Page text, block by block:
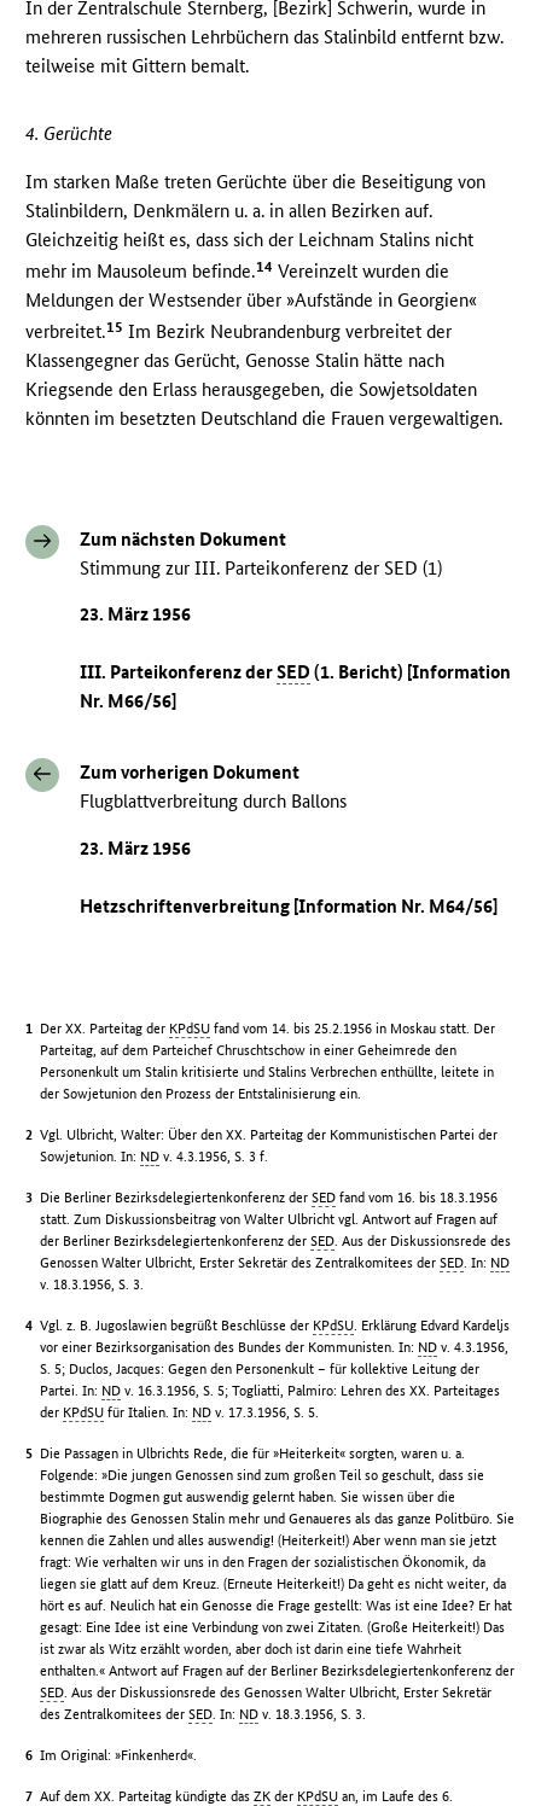
In der Zentralschule Sternberg, [Bezirk] Schwerin, wurde in
mehreren russischen Lehrbüchern das Stalinbild entfernt bzw.
teilweise mit Gittern bemalt.
4. Gerüchte
Im starken Maße treten Gerüchte über die Beseitigung von
Stalinbildern, Denkmälern u. a. in allen Bezirken auf.
Gleichzeitig heißt es, dass sich der Leichnam Stalins nicht
mehr im Mausoleum befinde.14 Vereinzelt wurden die
Meldungen der Westsender über »Aufstände in Georgien«
verbreitet.15 Im Bezirk Neubrandenburg verbreitet der
Klassengegner das Gerücht, Genosse Stalin hätte nach
Kriegsende den Erlass herausgegeben, die Sowjetsoldaten
könnten im besetzten Deutschland die Frauen vergewaltigen.
Zum nächsten Dokument
Stimmung zur III. Parteikonferenz der SED (1)
23. März 1956
III. Parteikonferenz derSED (1. Bericht) [Information
Nr. M66/56]
Zum vorherigen Dokument
Flugblattverbreitung durch Ballons
23. März 1956
Hetzschriftenverbreitung [Information Nr. M64/56]
Der XX. Parteitag der KPdSU fand vom 14. bis 25.2.1956 in Moskau statt. Der
Parteitag, auf dem Parteichef Chruschtschow in einer Geheimrede den
Personenkult um Stalin kritisierte und Stalins Verbrechen enthüllte, leitete in
der Sowjetunion den Prozess der Entstalinisierung ein.
Vgl. Ulbricht, Walter: Über den XX. Parteitag der Kommunistischen Partei der
Sowjetunion. In: ND v. 4.3.1956, S. 3 f.
Die Berliner Bezirksdelegiertenkonferenz derSED fand vom 16. bis 18.3.1956
statt. Zum Diskussionsbeitrag von Walter Ulbricht vgl. Antwort auf Fragen auf
der Berliner Bezirksdelegiertenkonferenz derSED . Aus der Diskussionsrede des
Genossen Walter Ulbricht, Erster Sekretär des Zentralkomitees derSED . In: ND
v. 18.3.1956, S. 3.
Vgl. z. B. Jugoslawien begrüßt Beschlüsse der KPdSU . Erklärung Edvard Kardeljs
vor einer Bezirksorganisation des Bundes der Kommunisten. In: ND v. 4.3.1956,
S. 5; Duclos, Jacques: Gegen den Personenkult – für kollektive Leitung der
Partei. In: ND v. 16.3.1956, S. 5; Togliatti, Palmiro: Lehren des XX. Parteitages
der KPdSU für Italien. In: ND v. 17.3.1956, S. 5.
Die Passagen in Ulbrichts Rede, die für »Heiterkeit« sorgten, waren u. a.
Folgende: »Die jungen Genossen sind zum großen Teil so geschult, dass sie
bestimmte Dogmen gut auswendig gelernt haben. Sie wissen über die
Biographie des Genossen Stalin mehr und Genaueres als das ganze Politbüro. Sie
kennen die Zahlen und alles auswendig! (Heiterkeit!) Aber wenn man sie jetzt
fragt: Wie verhalten wir uns in den Fragen der sozialistischen Ökonomik, da
liegen sie glatt auf dem Kreuz. (Erneute Heiterkeit!) Da geht es nicht weiter, da
hört es auf. Neulich hat ein Genosse die Frage gestellt: Was ist eine Idee? Er hat
gesagt: Eine Idee ist eine Verbindung von zwei Zitaten. (Große Heiterkeit!) Das
ist zwar als Witz erzählt worden, aber doch ist darin eine tiefe Wahrheit
enthalten.« Antwort auf Fragen auf der Berliner Bezirksdelegiertenkonferenz der
SED . Aus der Diskussionsrede des Genossen Walter Ulbricht, Erster Sekretär
des Zentralkomitees derSED . In: ND v. 18.3.1956, S. 3.
Im Original: »Finkenherd«.
Auf dem XX. Parteitag kündigte dasZK der KPdSU an, im Laufe des 6.